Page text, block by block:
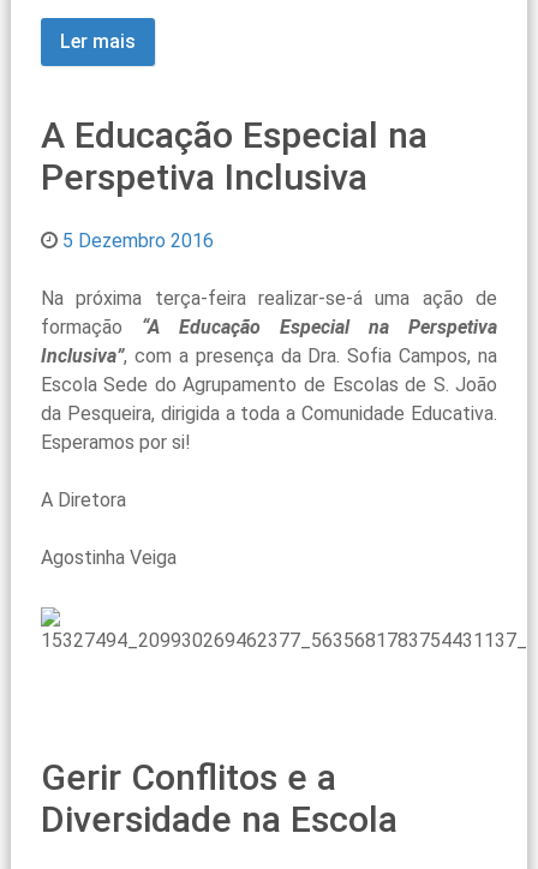
Ler mais
A Educação Especial na
Perspetiva Inclusiva
5 Dezembro 2016
Na próxima terça-feira realizar-se-á uma ação de
formação “A Educação Especial na Perspetiva
Inclusiva”, com a presença da Dra. Sofia Campos, na
Escola Sede do Agrupamento de Escolas de S. João
da Pesqueira, dirigida a toda a Comunidade Educativa.
Esperamos por si!
A Diretora
Agostinha Veiga
Gerir Conflitos e a
Diversidade na Escola